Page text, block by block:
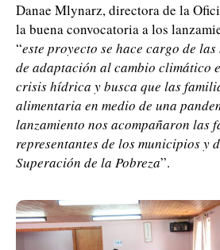
Danae Mlynarz, directora de la
la buena convocatoria a los
“este proyecto se hace cargo de
de adaptación al cambio climático
crisis hídrica y busca que las
alimentaria en medio de una
lanzamiento nos acompañaron las
representantes de los municipios y
Superación de la Pobreza”.